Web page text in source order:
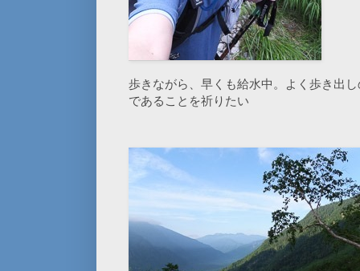
歩きながら、早くも給水中。よく歩き出
であることを祈りたい